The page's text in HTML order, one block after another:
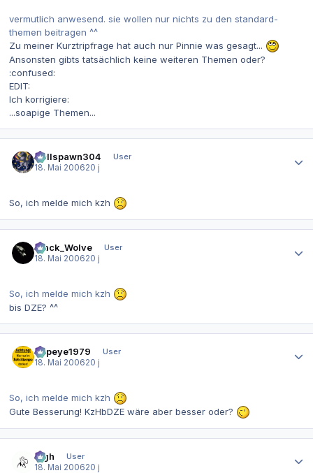
vermutlich anwesend. sie wollen nur nichts zu den standard-
themen beitragen ^^
Zu meiner Kurztripfrage hat auch nur Pinnie was gesagt...
Ansonsten gibts tatsächlich keine weiteren Themen oder?
:confused:
EDIT:
Ich korrigiere:
...soapige Themen...
Hellspawn304
User
18. Mai 200620 j
So, ich melde mich kzh
Black_Wolve
User
18. Mai 200620 j
So, ich melde mich kzh
bis DZE? ^^
Popeye1979
User
18. Mai 200620 j
So, ich melde mich kzh
Gute Besserung! KzHbDZE wäre aber besser oder?
ingh
User
18. Mai 200620 j